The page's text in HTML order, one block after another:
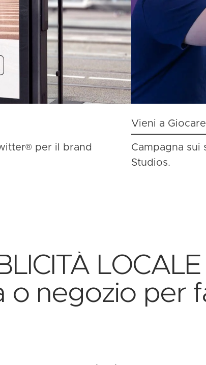
® per il brand
Vieni a Giocare
Campagna sui
Studios.
o negozio per